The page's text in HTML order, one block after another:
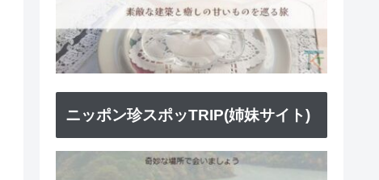
ニッポン珍スポッTRIP(姉妹サイト)